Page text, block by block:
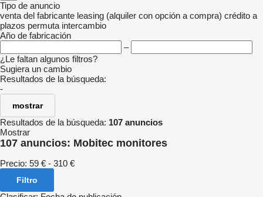
Tipo de anuncio
venta del fabricante leasing (alquiler con opción a compra) crédito a
plazos permuta intercambio
Año de fabricación
–
¿Le faltan algunos filtros?
Sugiera un cambio
Resultados de la búsqueda:
-
mostrar
Resultados de la búsqueda: 107 anuncios
Mostrar
107 anuncios: Mobitec monitores
Precio: 59 € - 310 €
Filtro